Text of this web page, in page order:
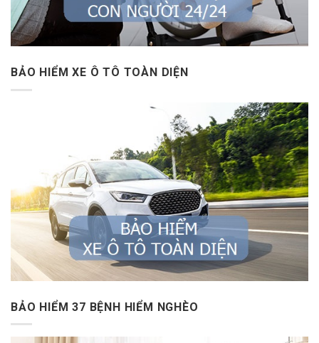
BẢO HIỂM XE Ô TÔ TOÀN DIỆN
BẢO HIỂM 37 BỆNH HIỂM NGHÈO